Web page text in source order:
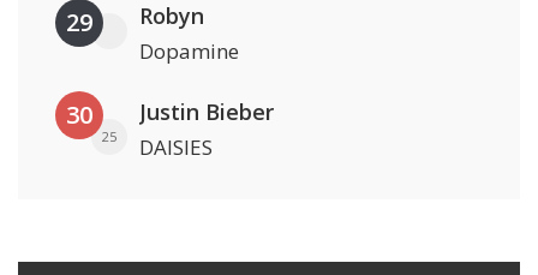
29 Robyn
Dopamine
30
25
Justin Bieber
DAISIES